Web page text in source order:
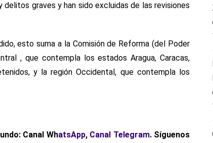
graves y han sido excluidas de las revisiones
esto suma a la Comisión de Reforma (del Poder
, que contempla los estados Aragua, Caracas,
y la región Occidental, que contempla los
Canal WhatsApp, Canal Telegram. Síguenos